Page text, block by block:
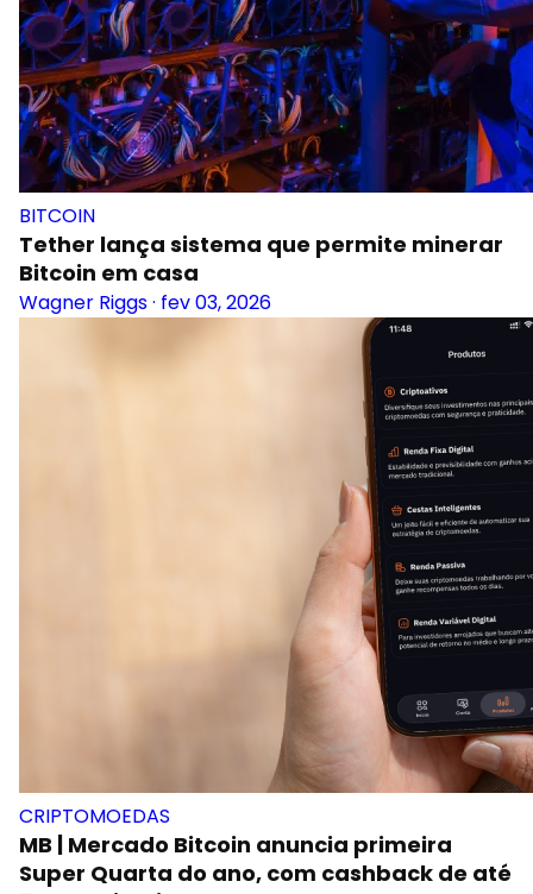
BITCOIN
Tether lança sistema que permite minerar
Bitcoin em casa
Wagner Riggs· fev 03, 2026
CRIPTOMOEDAS
MB | Mercado Bitcoin anuncia primeira
Super Quarta do ano, com cashback de até